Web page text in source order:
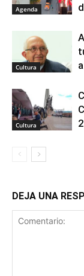
Agenda
Cultura
Cultura
DEJA UNA